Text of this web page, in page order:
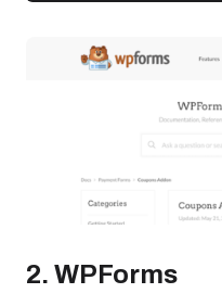
2. WPForms